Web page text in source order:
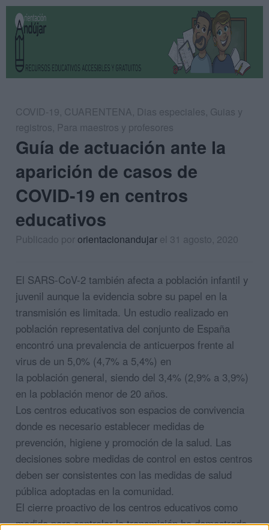
COVID-19, CUARENTENA, Dias especiales, Guias y
registros, Para maestros y profesores
Guía de actuación ante la
aparición de casos de
COVID-19 en centros
educativos
Publicado pororientacionandujar el 31 agosto, 2020
El SARS-CoV-2 también afecta a población infantil y
juvenil aunque la evidencia sobre su papel en la
transmisión es limitada. Un estudio realizado en
población representativa del conjunto de España
encontró una prevalencia de anticuerpos frente al
virus de un 5,0% (4,7% a 5,4%) en
la población general, siendo del 3,4% (2,9% a 3,9%)
en la población menor de 20 años.
Los centros educativos son espacios de convivencia
donde es necesario establecer medidas de
prevención, higiene y promoción de la salud. Las
decisiones sobre medidas de control en estos centros
deben ser consistentes con las medidas de salud
pública adoptadas en la comunidad.
El cierre proactivo de los centros educativos como
medida para controlar la transmisión ha demostrado